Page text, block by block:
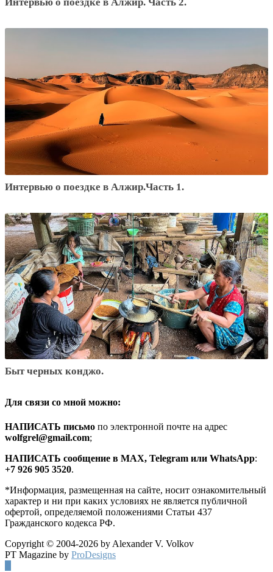
Интервью o поездке в Алжир.Часть 1.
Быт черных конджо.
Для связи со мной можно:
HАПИСАТЬ письмо по электронной почте на адрес
wolfgrel@gmail.com;
HАПИСАТЬ сообщение в MAX, Telegram или WhatsApp:
+7 926 905 3520.
*Информация, размещенная на сайте, носит ознакомительный
характер и ни при каких условиях не является публичной
офертой, определяемой положениями Статьи 437
Гражданского кодекса РФ.
Copyright © 2004-2026 by Alexander V. Volkov
PT Magazine by ProDesigns